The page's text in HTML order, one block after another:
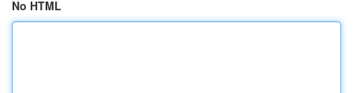
No HTML